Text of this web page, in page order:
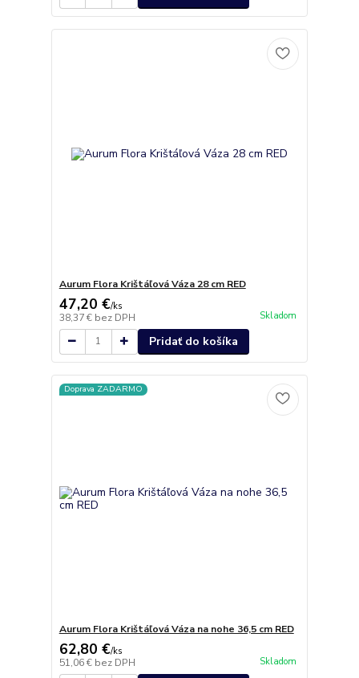
Aurum Flora Krištáľová Váza 28 cm RED
47,20 €/ks
38,37 € bez DPH Skladom
Pridať do košíka
Doprava ZADARMO
Aurum Flora Krištáľová Váza na nohe 36,5 cm RED
62,80 €/ks
51,06 € bez DPH Skladom